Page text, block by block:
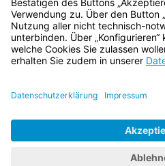
Bayern.de
BayernPortal
Impressum